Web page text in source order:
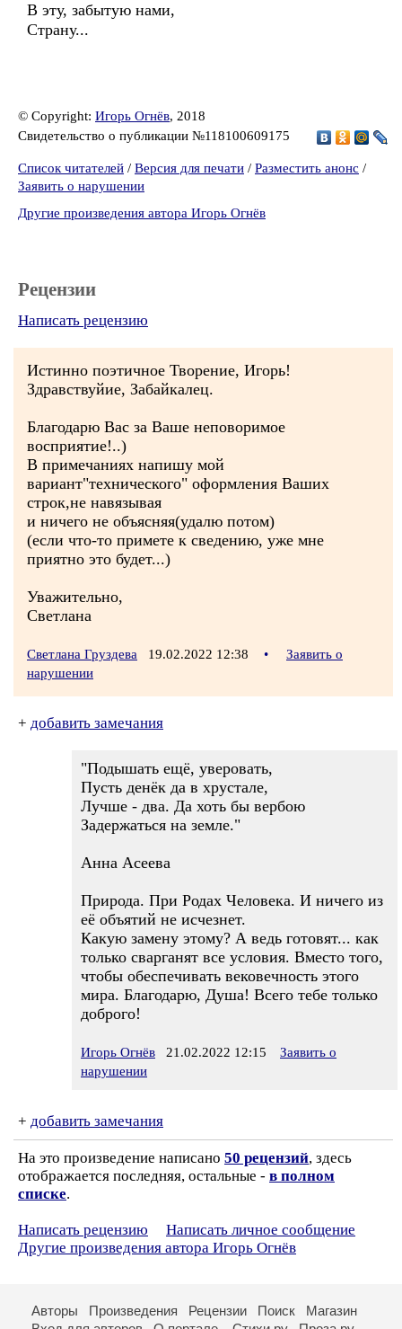
В эту, забытую нами,
Страну...
© Copyright: Игорь Огнёв, 2018
Свидетельство о публикации №118100609175
Список читателей / Версия для печати / Разместить анонс /
Заявить о нарушении
Другие произведения автора Игорь Огнёв
Рецензии
Написать рецензию
Истинно поэтичное Творение, Игорь!
Здравствуйие, Забайкалец.
Благодарю Вас за Ваше неповоримое
восприятие!..)
В примечаниях напишу мой
вариант"технического" оформления Ваших
строк,не навязывая
и ничего не объясняя(удалю потом)
(если что-то примете к сведению, уже мне
приятно это будет...)
Уважительно,
Светлана
Светлана Груздева 19.02.2022 12:38 •
Заявить о
нарушении
+ добавить замечания
"Подышать ещё, уверовать,
Пусть денёк да в хрустале,
Лучше - два. Да хоть бы вербою
Задержаться на земле."
Анна Асеева
Природа. При Родах Человека. И ничего из
её объятий не исчезнет.
Какую замену этому? А ведь готовят... как
только сварганят все условия. Вместо того,
чтобы обеспечивать вековечность этого
мира. Благодарю, Душа! Всего тебе только
доброго!
Игорь Огнёв 21.02.2022 12:15
Заявить о
нарушении
+ добавить замечания
На это произведение написано 50 рецензий, здесь
отображается последняя, остальные - в полном
списке.
Написать рецензию
Написать личное сообщение
Другие произведения автора Игорь Огнёв
Авторы Произведения Рецензии Поиск
Магазин